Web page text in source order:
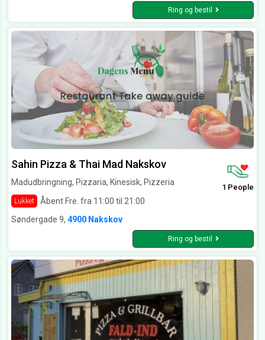
Ring og bestil
Sahin Pizza & Thai Mad Nakskov
Madudbringning, Pizzaria, Kinesisk, Pizzeria
Lukket Åbent Fre. fra 11:00 til 21:00
1 People
Søndergade 9, 4900 Nakskov
Ring og bestil